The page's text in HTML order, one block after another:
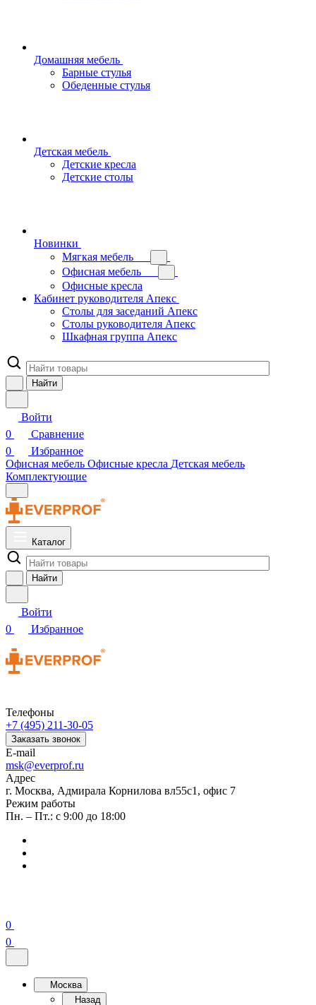
Домашняя мебель
Барные стулья
Обеденные стулья
Детская мебель
Детские кресла
Детские столы
Новинки
Мягкая мебель
Офисная мебель
Офисные кресла
Кабинет руководителя Апекс
Столы для заседаний Апекс
Столы руководителя Апекс
Шкафная группа Апекс
Найти
Войти
0
Сравнение
0
Избранное
Офисная мебель Офисные кресла Детская мебель
Комплектующие
Каталог
Найти
Войти
0
Избранное
Телефоны
+7 (495) 211-30-05
Заказать звонок
E-mail
msk@everprof.ru
Адрес
г. Москва, Адмирала Корнилова вл55с1, офис 7
Режим работы
Пн. – Пт.: с 9:00 до 18:00
0
0
Москва
Назад